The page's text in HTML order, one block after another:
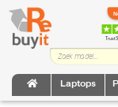
Laptops